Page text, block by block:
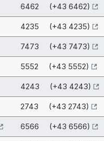
6462 (+43 6462)
4235 (+43 4235)
7473 (+43 7473)
5552 (+43 5552)
4243 (+43 4243)
2743 (+43 2743)
6566 (+43 6566)